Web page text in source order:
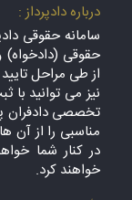
درباره دادپرداز :
سامانه حقوقی
حقوقی
از طی مراحل
نیز می توانید
تخصصی دادفران
مناسبی را از آن
در کنار شما
خواهند کرد.